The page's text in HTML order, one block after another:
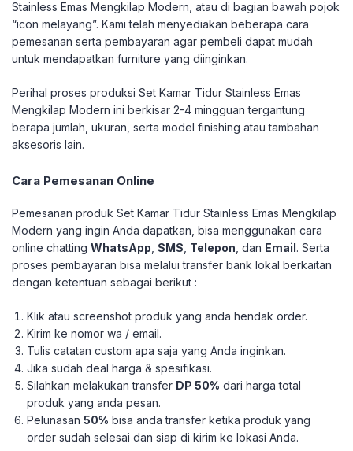
Stainless Emas Mengkilap Modern, atau di bagian bawah pojok
“icon melayang”. Kami telah menyediakan beberapa cara
pemesanan serta pembayaran agar pembeli dapat mudah
untuk mendapatkan furniture yang diinginkan.
Perihal proses produksi Set Kamar Tidur Stainless Emas
Mengkilap Modern ini berkisar 2-4 mingguan tergantung
berapa jumlah, ukuran, serta model finishing atau tambahan
aksesoris lain.
Cara Pemesanan Online
Pemesanan produk Set Kamar Tidur Stainless Emas Mengkilap
Modern yang ingin Anda dapatkan, bisa menggunakan cara
online chatting WhatsApp SMS Telepon , dan Email. Serta
proses pembayaran bisa melalui transfer bank lokal berkaitan
dengan ketentuan sebagai berikut :
Klik atau screenshot produk yang anda hendak order.
Kirim ke nomor wa / email.
Tulis catatan custom apa saja yang Anda inginkan.
Jika sudah deal harga & spesifikasi.
Silahkan melakukan transfer DP 50% dari harga total
produk yang anda pesan.
Pelunasan50% bisa anda transfer ketika produk yang
order sudah selesai dan siap di kirim ke lokasi Anda.